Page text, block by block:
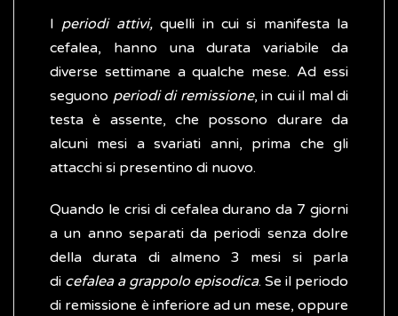
I periodi attivi,quelli in cui si manifesta la
cefalea, hanno una durata variabile da
diverse settimane a qualche mese. Ad essi
seguono periodi di remissione, in cui il mal di
testa è assente, che possono durare da
alcuni mesi a svariati anni, prima che gli
attacchi si presentino di nuovo.
Quando le crisi di cefalea durano da 7 giorni
a un anno separati da periodi senza dolre
della durata di almeno 3 mesi si parla
di cefalea a grappolo episodica. Se il periodo
di remissione è inferiore ad un mese, oppure